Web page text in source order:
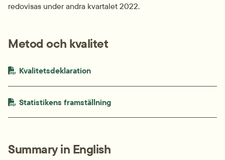
redovisas under andra kvartalet 2022.
Metod och kvalitet
PDF-fil.
Kvalitetsdeklarationpdf, 413.5 kB.
PDF-fil.
Statistikens framställningpdf, 745.1 kB.
Summary in English